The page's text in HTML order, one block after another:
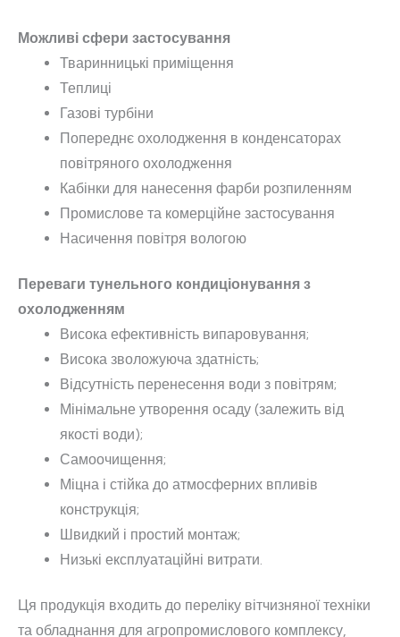
Можливі сфери застосування
Тваринницькі приміщення
Теплиці
Газові турбіни
Попереднє охолодження в конденсаторах
повітряного охолодження
Кабінки для нанесення фарби розпиленням
Промислове та комерційне застосування
Насичення повітря вологою
Переваги тунельного кондиціонування з
охолодженням
Висока ефективність випаровування;
Висока зволожуюча здатність;
Відсутність перенесення води з повітрям;
Мінімальне утворення осаду (залежить від
якості води);
Самоочищення;
Міцна і стійка до атмосферних впливів
конструкція;
Швидкий і простий монтаж;
Низькі експлуатаційні витрати.
Ця продукція входить до переліку вітчизняної техніки
та обладнання для агропромислового комплексу,